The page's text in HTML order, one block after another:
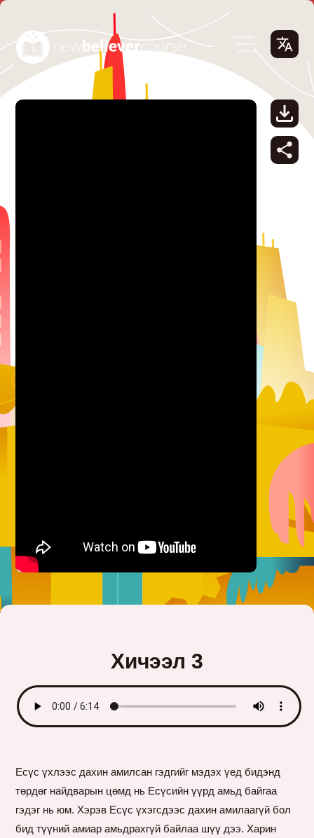
Хичээл 3
Есүс үхлээс дахин амилсан гэдгийг мэдэх үед бидэнд
төрдөг найдварын цөмд нь Есүсийн үүрд амьд байгаа
гэдэг нь юм. Хэрэв Есүс үхэгсдээс дахин амилаагүй бол
бид түүний амиар амьдрахгүй байлаа шүү дээ. Харин